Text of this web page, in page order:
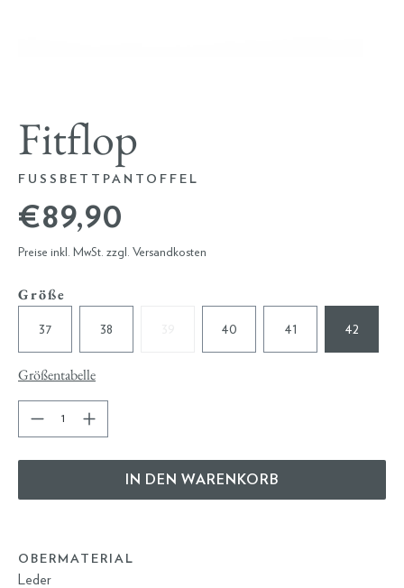
Fitflop
FUSSBETTPANTOFFEL
€ 89,90
Preise inkl. MwSt. zzgl. Versandkosten
Größe
37 38 40 41 42
Größentabelle
IN DEN WARENKORB
OBERMATERIAL
Leder